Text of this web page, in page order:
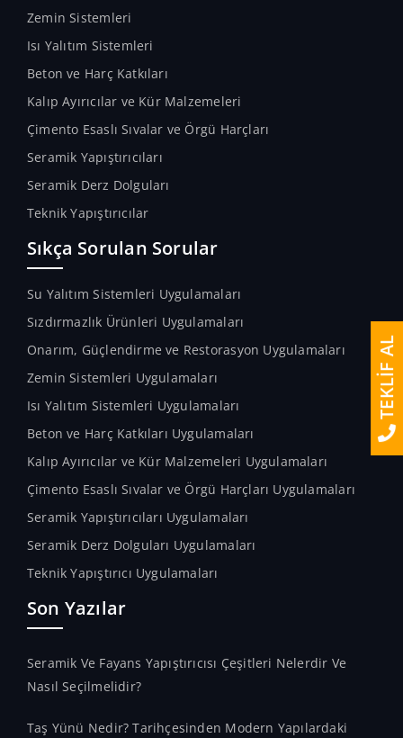
Zemin Sistemleri
Isı Yalıtım Sistemleri
Beton ve Harç Katkıları
Kalıp Ayırıcılar ve Kür Malzemeleri
Çimento Esaslı Sıvalar ve Örgü Harçları
Seramik Yapıştırıcıları
Seramik Derz Dolguları
Teknik Yapıştırıcılar
Sıkça Sorulan Sorular
Su Yalıtım Sistemleri Uygulamaları
Sızdırmazlık Ürünleri Uygulamaları
Onarım, Güçlendirme ve Restorasyon Uygulamaları
Zemin Sistemleri Uygulamaları
Isı Yalıtım Sistemleri Uygulamaları
Beton ve Harç Katkıları Uygulamaları
Kalıp Ayırıcılar ve Kür Malzemeleri Uygulamaları
Çimento Esaslı Sıvalar ve Örgü Harçları Uygulamaları
Seramik Yapıştırıcıları Uygulamaları
Seramik Derz Dolguları Uygulamaları
Teknik Yapıştırıcı Uygulamaları
Son Yazılar
Seramik Ve Fayans Yapıştırıcısı Çeşitleri Nelerdir Ve
Nasıl Seçilmelidir?
Taş Yünü Nedir? Tarihçesinden Modern Yapılardaki
TEKLİF AL